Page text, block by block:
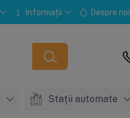
Informații Despre noi
Stații automate